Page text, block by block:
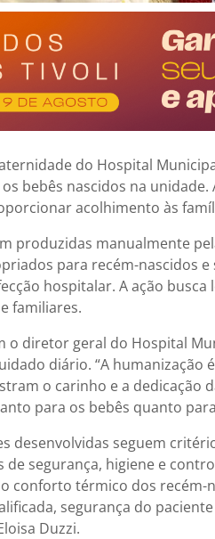
do Hospital
bebês nascidos na
acolhimento às
produzidas manualmente
para recém-nascidos
hospitalar. A ação
familiares.
o diretor geral do Hospital
diário. “A humanização
o carinho e a dedicação
para os bebês quanto
desenvolvidas seguem
de segurança, higiene e
conforto térmico dos recém-
segurança do
Duzzi.